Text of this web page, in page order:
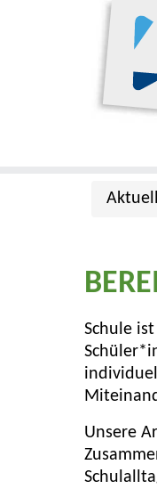
Schule
Unsere